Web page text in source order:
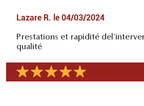
Lazare R. le 04/03/2024
Prestations et rapidité
qualité